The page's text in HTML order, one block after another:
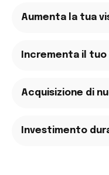
Aumenta la tua
Incrementa il
Acquisizione di
Investimento